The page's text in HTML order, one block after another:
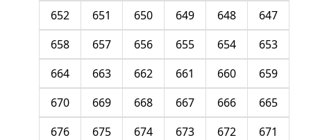
647
648
649
650
651
652
653
654
655
656
657
658
659
660
661
662
663
664
665
666
667
668
669
670
671
672
673
674
675
676